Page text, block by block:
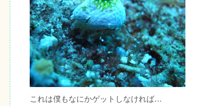
これは僕もなにかゲットしなければ…